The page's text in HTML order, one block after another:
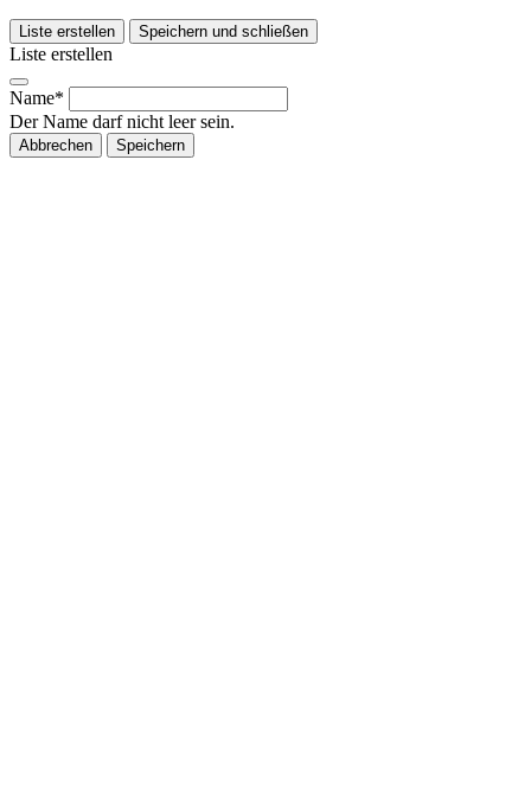
Liste erstellen Speichern und schließen
Liste erstellen
Name*
Der Name darf nicht leer sein.
Abbrechen Speichern